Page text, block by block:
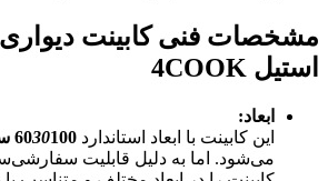
مشخصات فنی کابینت
استیل 4COOK
ابعاد:
این کابینت با ابعاد استاندارد
6030100
می‌شود. اما به دلیل قابلیت